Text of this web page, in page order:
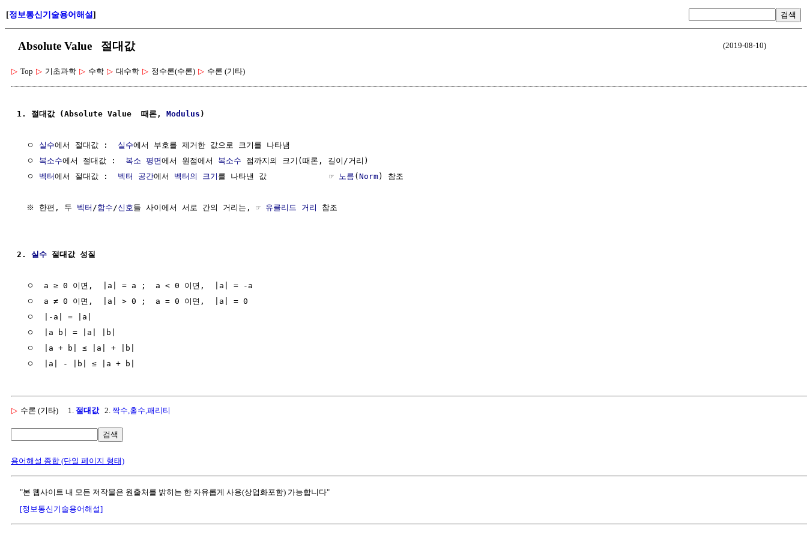
[정보통신기술용어해설] 검색
Absolute Value 절대값 (2019-08-10)
▷ Top ▷ 기초과학 ▷ 수학 ▷ 대수학 ▷ 정수론(수론) ▷ 수론 (기타)
1. 절대값 (Absolute Value  때론, Modulus )
  ㅇ
실수에서 절대값 : 실수에서 부호를 제거한 값으로 크기를 나타냄
  ㅇ
복소수에서 절대값 : 복소 평면에서 원점에서 복소수 점까지의 크기(때론, 길이/거리)
  ㅇ
벡터에서 절대값 : 벡터 공간에서 벡터의 크기 를 나타낸 값             ☞ 노름 (Norm) 참조
  ※ 한편, 두
벡터 /함수 /신호들 사이에서 서로 간의 거리는, ☞ 유클리드 거리 참조
2. 실수 절대값 성질
  ㅇ  a ≥ 0 이면,  |a| = a ;  a < 0 이면,  |a| = -a
  ㅇ  a ≠ 0 이면,  |a| > 0 ;  a = 0 이면,  |a| = 0
  ㅇ  |-a| = |a|
  ㅇ  |a b| = |a| |b|
  ㅇ  |a + b| ≤ |a| + |b|
▷ 수론 (기타) 1. 절대값2. 짝수,홀수,패리티
검색
용어해설 종합 (단일 페이지 형태)
"본 웹사이트 내 모든 저작물은 원출처를 밝히는 한 자유롭게 사용(상업화포함) 가능합니다"
[정보통신기술용어해설]